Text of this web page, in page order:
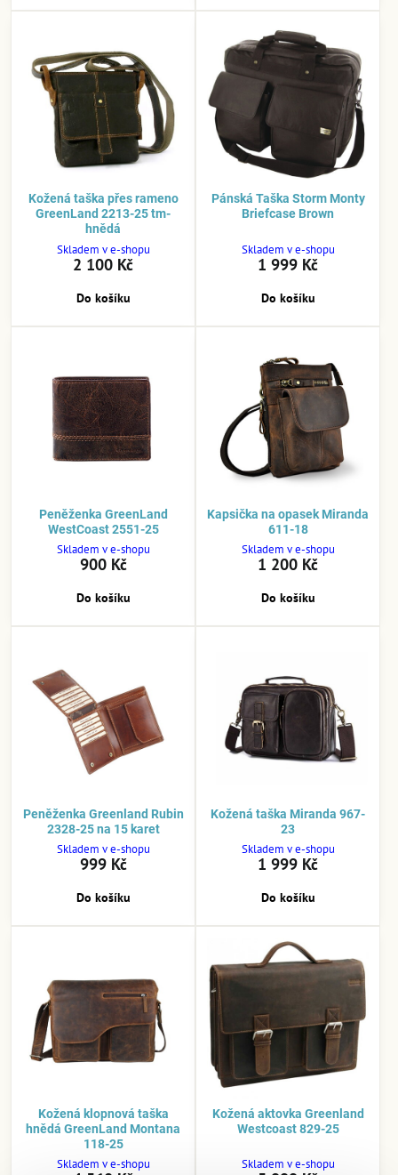
Kožená taška přes rameno
GreenLand 2213-25 tm-
hnědá
Skladem v e-shopu
2 100 Kč
Do košíku
Pánská Taška Storm Monty
Briefcase Brown
Skladem v e-shopu
1 999 Kč
Do košíku
Peněženka GreenLand
WestCoast 2551-25
Skladem v e-shopu
900 Kč
Do košíku
Kapsička na opasek Miranda
611-18
Skladem v e-shopu
1 200 Kč
Do košíku
Peněženka Greenland Rubin
2328-25 na 15 karet
Skladem v e-shopu
999 Kč
Do košíku
Kožená taška Miranda 967-
23
Skladem v e-shopu
1 999 Kč
Do košíku
Kožená klopnová taška
hnědá GreenLand Montana
118-25
Skladem v e-shopu
Kožená aktovka Greenland
Westcoast 829-25
Skladem v e-shopu